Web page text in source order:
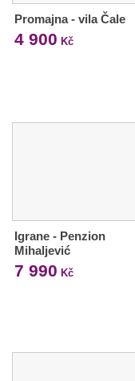
Promajna - vila Čale
4 900 Kč
Igrane - Penzion
Mihaljević
7 990 Kč